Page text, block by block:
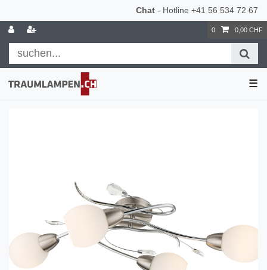
Chat - Hotline +41 56 534 72 67
0 0,00 CHF
☰